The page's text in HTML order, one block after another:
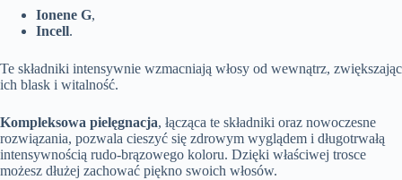
Ionene G,
Incell.
Te składniki intensywnie wzmacniają włosy od wewnątrz, zwiększając
ich blask i witalność.
Kompleksowa pielęgnacja, łącząca te składniki oraz nowoczesne
rozwiązania, pozwala cieszyć się zdrowym wyglądem i długotrwałą
intensywnością rudo-brązowego koloru. Dzięki właściwej trosce
możesz dłużej zachować piękno swoich włosów.